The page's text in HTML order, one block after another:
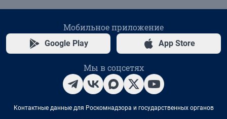
Мобильное приложение
Google Play App Store
Мы в соцсетях
Контактные данные для Роскомнадзора и государственных органов